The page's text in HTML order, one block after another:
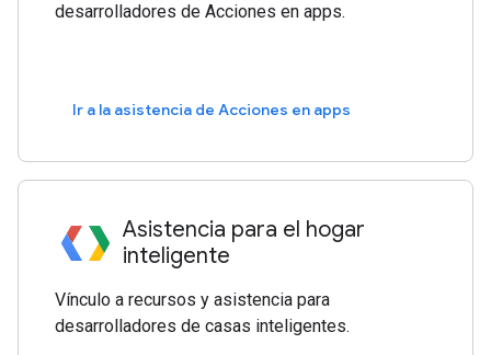
desarrolladores de Acciones en apps.
Ir a la asistencia de Acciones en apps
Asistencia para el hogar
inteligente
Vínculo a recursos y asistencia para
desarrolladores de casas inteligentes.